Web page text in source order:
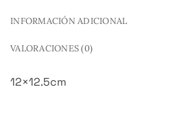
INFORMACIÓN ADICIONAL
VALORACIONES (0)
12×12.5cm